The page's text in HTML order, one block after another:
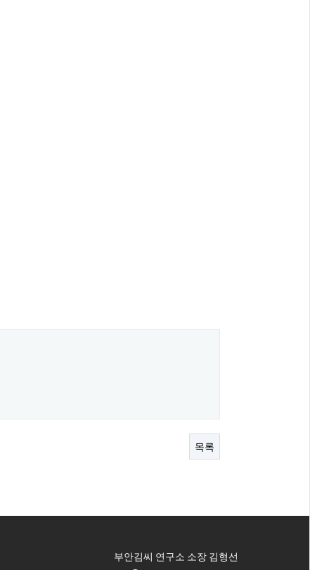
목록
부안김씨 연구소 소장 김형선